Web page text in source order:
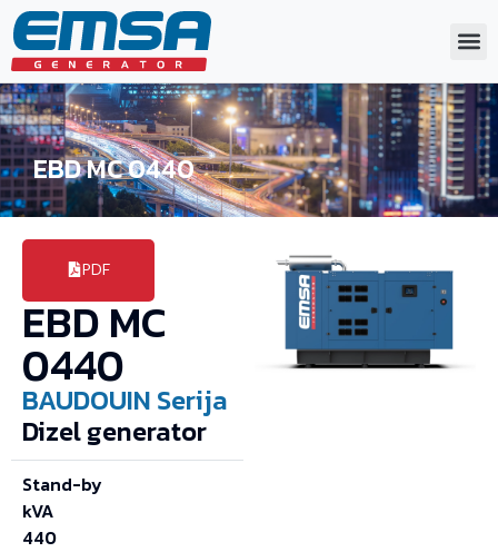
EBD MC 0440
PDF
EBD MC
0440
BAUDOUIN Serija
Dizel generator
Stand-by
kVA
440